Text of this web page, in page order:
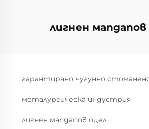
лигнен мanganов
гарантирано чугунно
металургическа индустрия
лигнен мanganов оцел